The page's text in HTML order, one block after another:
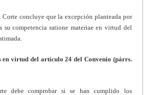
concluye que la excepción planteada por
su competencia ratione materiae en virtud del
en virtud del artículo 24 del Convenio (párrs.
debe comprobar si se han cumplido los